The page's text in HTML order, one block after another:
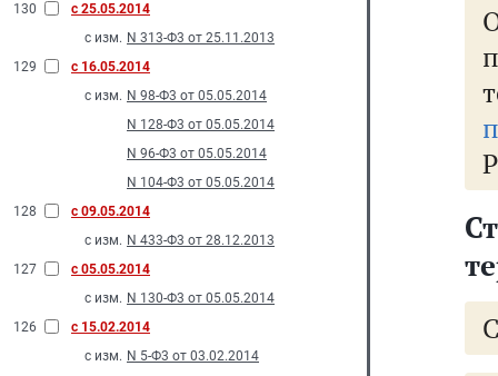
130
с 25.05.2014
с изм. N 313-Ф3 от 25.11.2013
129
с 16.05.2014
с изм. N 98-Ф3 от 05.05.2014
N 128-Ф3 от 05.05.2014
N 96-Ф3 от 05.05.2014
N 104-Ф3 от 05.05.2014
128
с 09.05.2014
с изм. N 433-Ф3 от 28.12.2013
127
с 05.05.2014
с изм. N 130-Ф3 от 05.05.2014
126
с 15.02.2014
с изм. N 5-Ф3 от 03.02.2014